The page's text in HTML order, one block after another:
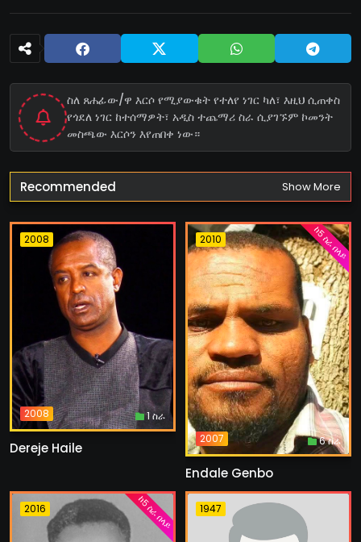
ስለ ጸሐፊው/ዋ እርሶ የሚያውቁት የተለየ ነገር ካለ፣ እዚህ ሲጠቀስ
የጎደለ ነገር ከተሰማዎት፣ አዲስ ተጨማሪ ስራ ሲያገኙም ኮመንት
መስጫው እርሶን እየጠበቀ ነው።
Recommended Show More
2008
2008 1 ስራ
Dereje Haile
2010
2007 6 ስራ
ከ5 ስራ በላይ
Endale Genbo
2016 ከ5 ስራ በላይ 1947